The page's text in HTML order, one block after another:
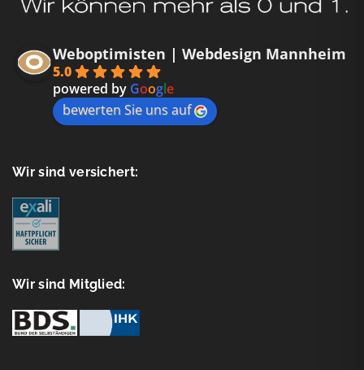
Weboptimisten | Webdesign Mannheim
5.0
powered by Google
bewerten Sie uns auf
Wir sind versichert:
Wir sind Mitglied: